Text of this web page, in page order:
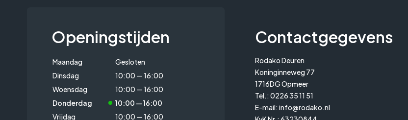
Openingstijden
Maandag
Gesloten
Dinsdag
10:00 — 16:00
Woensdag
10:00 — 16:00
Donderdag
10:00 — 16:00
Vrijdag
10:00 — 16:00
Contactgegevens
Rodako Deuren
Koninginneweg 77
1716DG Opmeer
Tel.:0226 35 11 51
E-mail:info@rodako.nl